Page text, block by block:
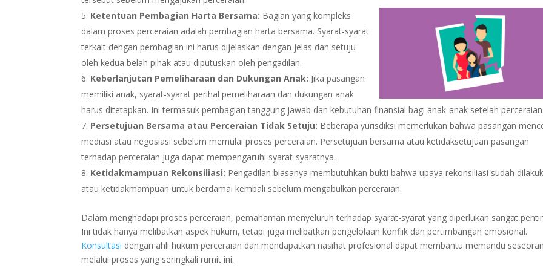
Ketentuan Pembagian Harta Bersama: Bagian yang kompleks
dalam proses perceraian adalah pembagian harta bersama. Syarat-syarat
terkait dengan pembagian ini harus dijelaskan dengan jelas dan setuju
oleh kedua belah pihak atau diputuskan oleh pengadilan.
Keberlanjutan Pemeliharaan dan Dukungan Anak: Jika pasangan
memiliki anak, syarat-syarat perihal pemeliharaan dan dukungan anak
harus ditetapkan. Ini termasuk pembagian tanggung jawab dan kebutuhan finansial bagi anak-anak setelah perceraian.
Persetujuan Bersama atau Perceraian Tidak Setuju: Beberapa yurisdiksi memerlukan bahwa pasangan
mediasi atau negosiasi sebelum memulai proses perceraian. Persetujuan bersama atau ketidaksetujuan pasangan
terhadap perceraian juga dapat mempengaruhi syarat-syaratnya.
Ketidakmampuan Rekonsiliasi: Pengadilan biasanya membutuhkan bukti bahwa upaya rekonsiliasi sudah
atau ketidakmampuan untuk berdamai kembali sebelum mengabulkan perceraian.
Dalam menghadapi proses perceraian, pemahaman menyeluruh terhadap syarat-syarat yang diperlukan sangat
Ini tidak hanya melibatkan aspek hukum, tetapi juga melibatkan pengelolaan konflik dan pertimbangan emosional.
Konsultasi dengan ahli hukum perceraian dan mendapatkan nasihat profesional dapat membantu memandu
melalui proses yang seringkali rumit ini.